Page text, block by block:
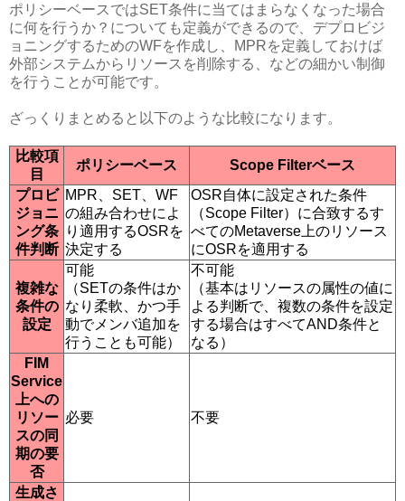
ポリシーベースではSET条件に当てはまらなくなった場合
に何を行うか？についても定義ができるので、デプロビジ
ョニングするためのWFを作成し、MPRを定義しておけば
外部システムからリソースを削除する、などの細かい制御
を行うことが可能です。
ざっくりまとめると以下のような比較になります。
比較項
目
ポリシーベース
Scope Filterベース
プロビ
ジョニ
ング条
件判断
MPR、SET、WF
の組み合わせによ
り適用するOSRを
決定する
OSR自体に設定された条件
（Scope Filter）に合致するす
べてのMetaverse上のリソース
にOSRを適用する
複雑な
条件の
設定
可能
（SETの条件はか
なり柔軟、かつ手
動でメンバ追加を
行うことも可能）
不可能
（基本はリソースの属性の値に
よる判断で、複数の条件を設定
する場合はすべてAND条件と
なる）
FIM
Service
上への
リソー
スの同
期の要
否
必要 不要
生成さ